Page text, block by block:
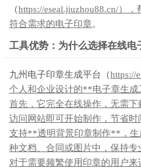
（https://eseal.jiuzhou88.cn/）
符合需求的电子印章。
工具优势：为什么选择在线电
九州电子印章生成平台（https://
个人和企业设计的**电子章生成
首先，它完全在线操作，无需
访问网站即可开始制作，节省
支持**透明背景印章制作**，生
种文档、合同或图片中，保持
对于需要频繁使用印章的用户